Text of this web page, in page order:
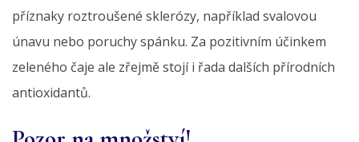
příznaky roztroušené sklerózy, například svalovou
únavu nebo poruchy spánku. Za pozitivním účinkem
zeleného čaje ale zřejmě stojí i řada dalších přírodních
antioxidantů.